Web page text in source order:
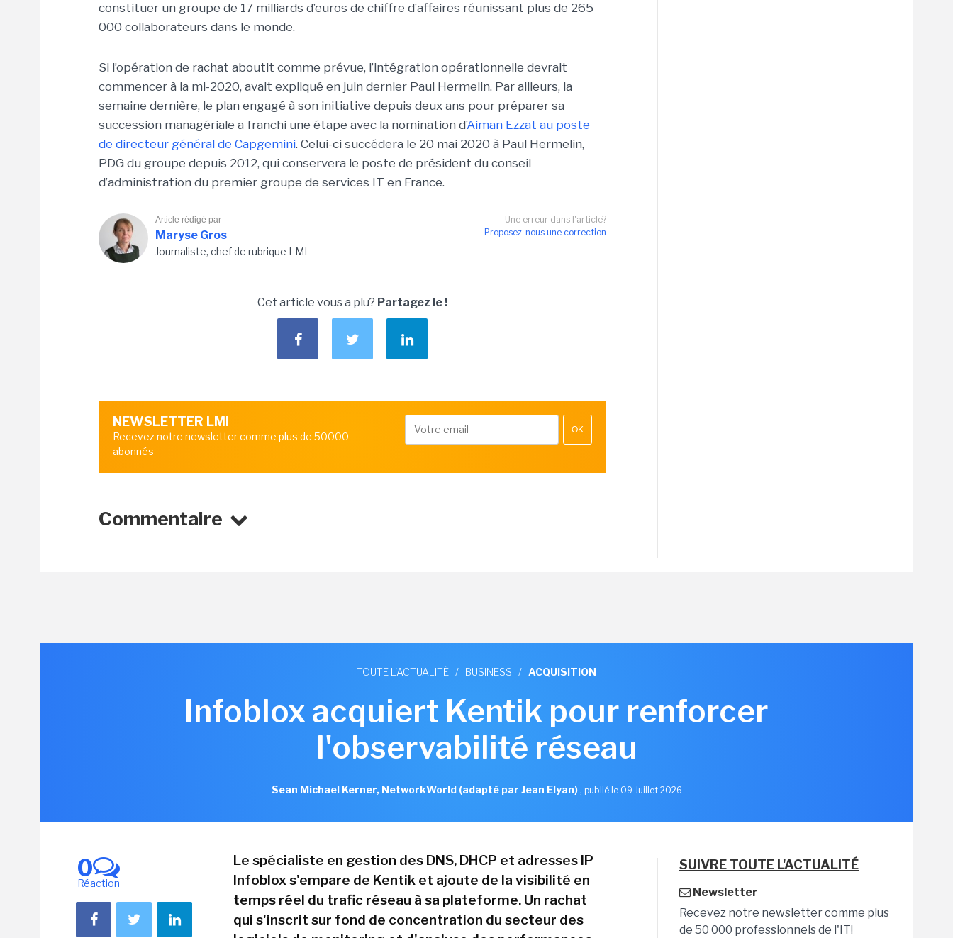
constituer un groupe de 17 milliards d’euros de chiffre d’affaires réunissant plus de 265
000 collaborateurs dans le monde.
Si l’opération de rachat aboutit comme prévue, l’intégration opérationnelle devrait
commencer à la mi-2020, avait expliqué en juin dernier Paul Hermelin. Par ailleurs, la
semaine dernière, le plan engagé à son initiative depuis deux ans pour préparer sa
succession managériale a franchi une étape avec la nomination d’Aiman Ezzat au poste
de directeur général de Capgemini. Celui-ci succédera le 20 mai 2020 à Paul Hermelin,
PDG du groupe depuis 2012, qui conservera le poste de président du conseil
d’administration du premier groupe de services IT en France.
Une erreur dans l'article?
Proposez-nous une correction
Article rédigé par
Maryse Gros
Journaliste, chef de rubrique LMI
Cet article vous a plu? Partagez le !
NEWSLETTER LMI
Recevez notre newsletter comme plus de 50000
abonnés
OK
Commentaire
TOUTE L'ACTUALITÉ / BUSINESS / ACQUISITION
Infoblox acquiert Kentik pour renforcer
l'observabilité réseau
Sean Michael Kerner, NetworkWorld (adapté par Jean Elyan), publié le 09 Juillet 2026
0
Réaction
Le spécialiste en gestion des DNS, DHCP et adresses IP
Infoblox s'empare de Kentik et ajoute de la visibilité en
temps réel du trafic réseau à sa plateforme. Un rachat
qui s'inscrit sur fond de concentration du secteur des
SUIVRE TOUTE L'ACTUALITÉ
Newsletter
Recevez notre newsletter comme plus
de 50 000 professionnels de l'IT!